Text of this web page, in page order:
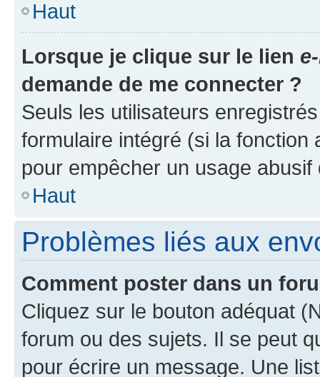
Haut
Lorsque je clique sur le lien
demande de me connecter ?
Seuls les utilisateurs
formulaire intégré (si la fonction
pour empêcher un usage
Haut
Problèmes liés aux
Comment poster dans un
Cliquez sur le bouton adéquat
forum ou des sujets. Il se peut
pour écrire un message. Une